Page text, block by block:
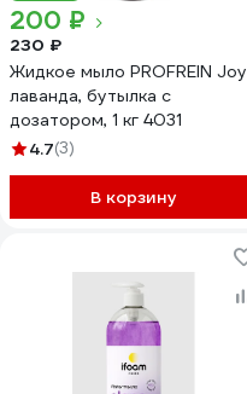
200 ₽
230 ₽
Жидкое мыло PROFREIN Joy
лаванда, бутылка с
дозатором, 1 кг 4031
4.7(3)
В корзину